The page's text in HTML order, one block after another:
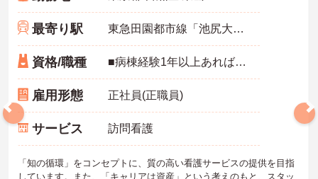
最寄り駅 東急田園都市線「池尻大橋駅」徒歩5分
資格/職種 ■病棟経験1年以上あれば尚可
雇用形態 正社員(正職員)
サービス 訪問看護
「知の循環」をコンセプトに、質の高い看護サービスの提供を目指
しています。また、「キャリアは資産」という考えのもと、スタッ